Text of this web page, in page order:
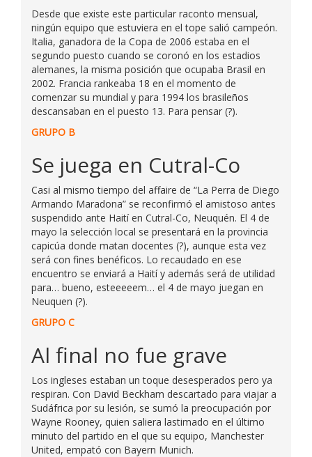
Desde que existe este particular raconto mensual,
ningún equipo que estuviera en el tope salió campeón.
Italia, ganadora de la Copa de 2006 estaba en el
segundo puesto cuando se coronó en los estadios
alemanes, la misma posición que ocupaba Brasil en
2002. Francia rankeaba 18 en el momento de
comenzar su mundial y para 1994 los brasileños
descansaban en el puesto 13. Para pensar (?).
GRUPO B
Se juega en Cutral-Co
Casi al mismo tiempo del affaire de “La Perra de Diego
Armando Maradona” se reconfirmó el amistoso antes
suspendido ante Haití en Cutral-Co, Neuquén. El 4 de
mayo la selección local se presentará en la provincia
capicúa donde matan docentes (?), aunque esta vez
será con fines benéficos. Lo recaudado en ese
encuentro se enviará a Haití y además será de utilidad
para… bueno, esteeeeem… el 4 de mayo juegan en
Neuquen (?).
GRUPO C
Al final no fue grave
Los ingleses estaban un toque desesperados pero ya
respiran. Con David Beckham descartado para viajar a
Sudáfrica por su lesión, se sumó la preocupación por
Wayne Rooney, quien saliera lastimado en el último
minuto del partido en el que su equipo, Manchester
United, empató con Bayern Munich.